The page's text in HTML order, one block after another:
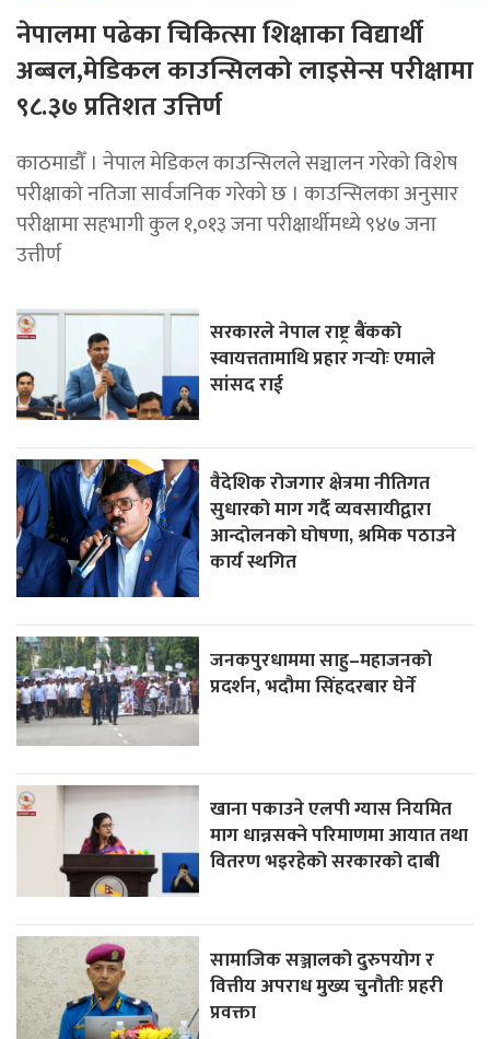
नेपालमा पढेका चिकित्सा शिक्षाका विद्यार्थी
अब्बल,मेडिकल काउन्सिलको लाइसेन्स परीक्षामा
९८.३७ प्रतिशत उत्तिर्ण
काठमाडौँ । नेपाल मेडिकल काउन्सिलले सञ्चालन गरेको विशेष
परीक्षाको नतिजा सार्वजनिक गरेको छ । काउन्सिलका अनुसार
परीक्षामा सहभागी कुल १,०१३ जना परीक्षार्थीमध्ये ९४७ जना
उत्तीर्ण
सरकारले नेपाल राष्ट्र बैंकको
स्वायत्ततामाथि प्रहार गर्‍योः एमाले
सांसद राई
वैदेशिक रोजगार क्षेत्रमा नीतिगत
सुधारको माग गर्दै व्यवसायीद्वारा
आन्दोलनको घोषणा, श्रमिक पठाउने
कार्य स्थगित
जनकपुरधाममा साहु–महाजनको
प्रदर्शन, भदौमा सिंहदरबार घेर्ने
खाना पकाउने एलपी ग्यास नियमित
माग धान्नसक्ने परिमाणमा आयात तथा
वितरण भइरहेको सरकारको दाबी
सामाजिक सञ्जालको दुरुपयोग र
वित्तीय अपराध मुख्य चुनौतीः प्रहरी
प्रवक्ता